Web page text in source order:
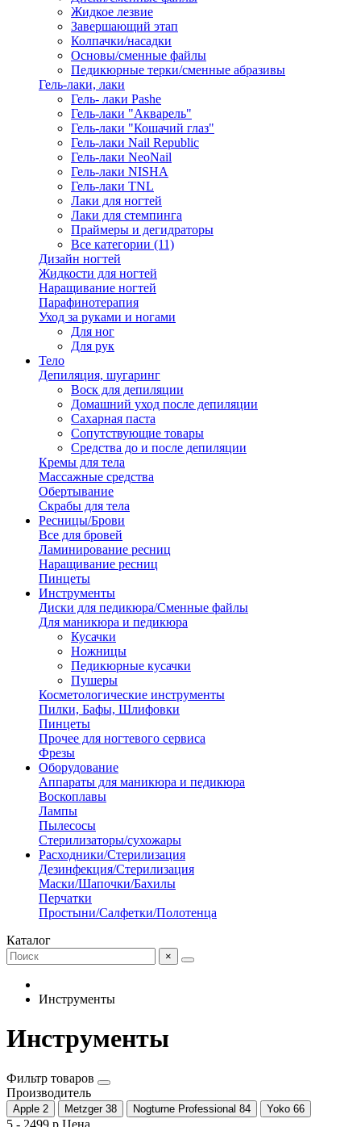
Жидкое лезвие
Завершающий этап
Колпачки/насадки
Основы/сменные файлы
Педикюрные терки/сменные абразивы
Гель-лаки, лаки
Гель- лаки Pashe
Гель-лаки "Акварель"
Гель-лаки "Кошачий глаз"
Гель-лаки Nail Republic
Гель-лаки NeoNail
Гель-лаки NISHA
Гель-лаки TNL
Лаки для ногтей
Лаки для стемпинга
Праймеры и дегидраторы
Все категории (11)
Дизайн ногтей
Жидкости для ногтей
Наращивание ногтей
Парафинотерапия
Уход за руками и ногами
Для ног
Для рук
Тело
Депиляция, шугаринг
Воск для депиляции
Домашний уход после депиляции
Сахарная паста
Сопутствующие товары
Средства до и после депиляции
Кремы для тела
Массажные средства
Обертывание
Скрабы для тела
Ресницы/Брови
Все для бровей
Ламинирование ресниц
Наращивание ресниц
Пинцеты
Инструменты
Диски для педикюра/Сменные файлы
Для маникюра и педикюра
Кусачки
Ножницы
Педикюрные кусачки
Пушеры
Косметологические инструменты
Пилки, Бафы, Шлифовки
Пинцеты
Прочее для ногтевого сервиса
Фрезы
Оборудование
Аппараты для маникюра и педикюра
Воскоплавы
Лампы
Пылесосы
Стерилизаторы/сухожары
Расходники/Стерилизация
Дезинфекция/Стерилизация
Маски/Шапочки/Бахилы
Перчатки
Простыни/Салфетки/Полотенца
Каталог
×
Инструменты
Инструменты
Фильтр товаров
Производитель
Apple 2 Metzger 38 Nogturne Professional 84 Yoko 66
5 - 2499 р Цена